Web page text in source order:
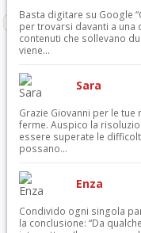
Basta digitare su Google
per trovarsi davanti a una
contenuti che sollevano
viene...
Sara
Grazie Giovanni per le
ferme. Auspico la
essere superate le
possano...
Enza
Condivido ogni singola
la conclusione: “Da